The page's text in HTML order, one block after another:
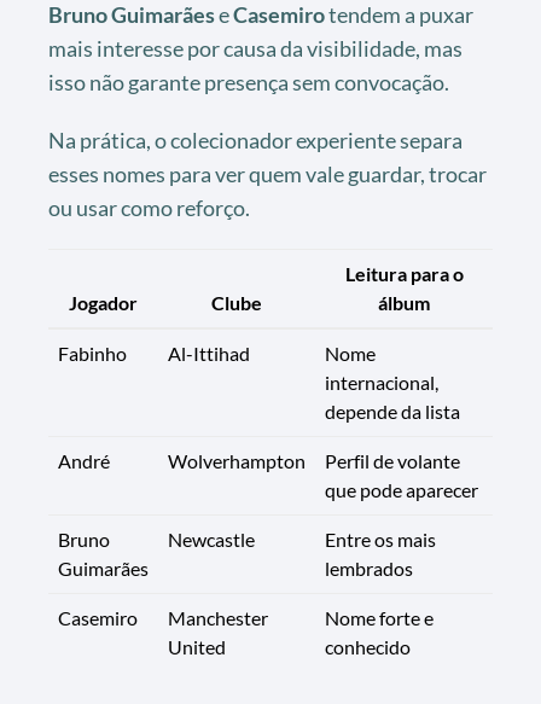
Bruno GuimarãeseCasemirotendem a puxar
mais interesse por causa da visibilidade, mas
isso não garante presença sem convocação.
Na prática, o colecionador experiente separa
esses nomes para ver quem vale guardar, trocar
ou usar como reforço.
Jogador Clube
Leitura para o
álbum
Fabinho Al-Ittihad
Nome
internacional,
depende da lista
André Wolverhampton
Perfil de volante
que pode aparecer
Bruno
Guimarães
Newcastle
Entre os mais
lembrados
Casemiro
Manchester
United
Nome forte e
conhecido